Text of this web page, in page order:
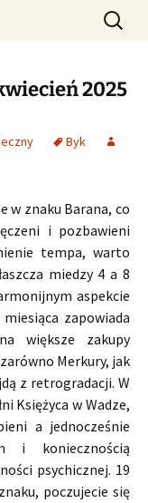
i
astrologiczne
Szukaj:
2025
Byk
w znaku Barana, co
i pozbawieni
tempa, warto
miedzy 4 a 8
aspekcie
zapowiada
większe zakupy
Merkury, jak
z retrogradacji. W
Księżyca w Wadze,
a jednocześnie
i koniecznością
psychicznej. 19
poczujecie się